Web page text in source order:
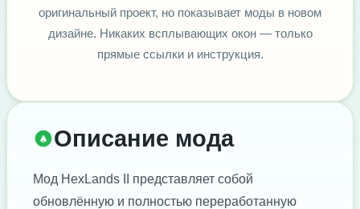
оригинальный проект, но показывает моды в новом
дизайне. Никаких всплывающих окон — только
прямые ссылки и инструкция.
Описание мода
Мод HexLands II представляет собой
обновлённую и полностью переработанную